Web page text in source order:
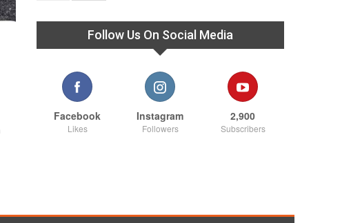
Follow Us On Social Media
Facebook
Likes
Instagram
Followers
2,900
Subscribers